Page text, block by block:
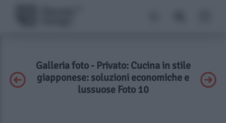
Galleria foto - Privato: Cucina in stile
giapponese: soluzioni economiche e
lussuose Foto 10